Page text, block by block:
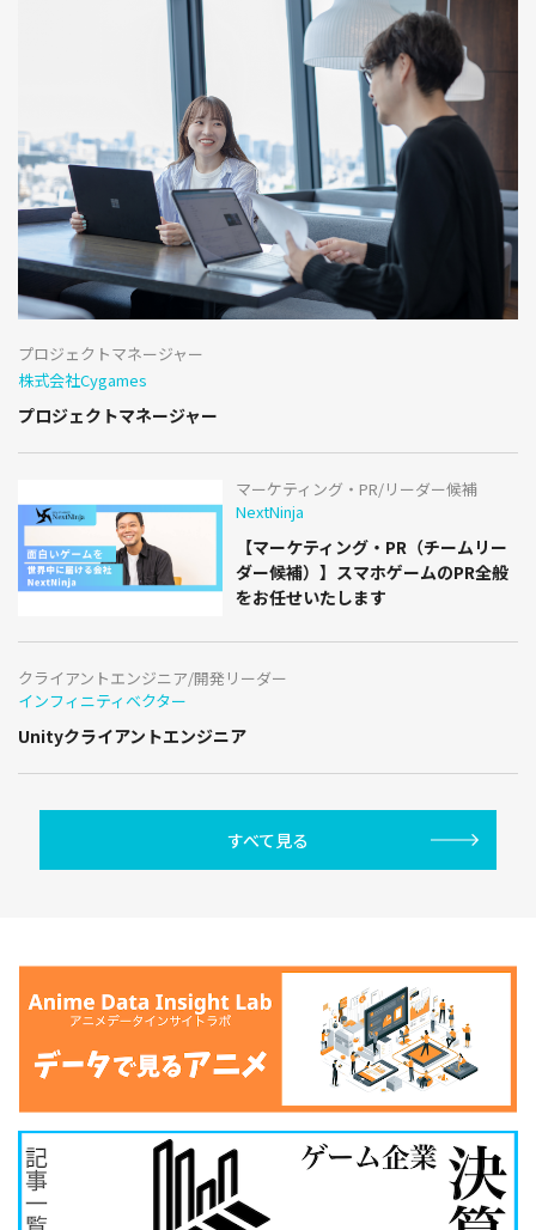
プロジェクトマネージャー
株式会社Cygames
プロジェクトマネージャー
マーケティング・PR/リーダー候補
NextNinja
【マーケティング・PR（チームリー
ダー候補）】スマホゲームのPR全般
をお任せいたします
クライアントエンジニア/開発リーダー
インフィニティベクター
Unityクライアントエンジニア
すべて見る